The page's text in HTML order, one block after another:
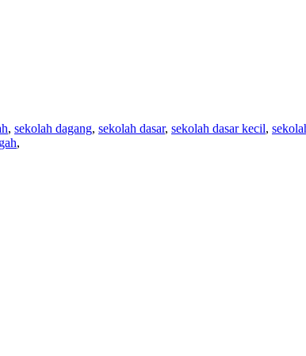
, sekolah dagang, sekolah dasar, sekolah dasar kecil,
,